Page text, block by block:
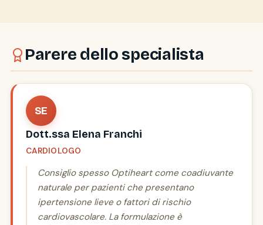
Parere dello specialista
SE
Dott.ssa Elena Franchi
CARDIOLOGO
Consiglio spesso Optiheart come coadiuvante
naturale per pazienti che presentano
ipertensione lieve o fattori di rischio
cardiovascolare. La formulazione è